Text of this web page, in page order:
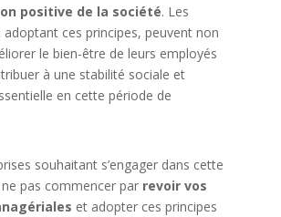
positive de la société. Les
adoptant ces principes, peuvent non
le bien-être de leurs employés
à une stabilité sociale et
en cette période de
souhaitant s’engager dans cette
pas commencer par revoir vos
et adopter ces principes